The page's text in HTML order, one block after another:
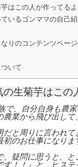
はこの人が作ってるよ
いるゴンママの自己紹
りのコンテンツペー
いて
生菊芋はこの
で、自分自身も農
農業から飛び出し
と周りに言われ
のお仕事になりま
、疑問に思うと、
す！！』と、ヒス